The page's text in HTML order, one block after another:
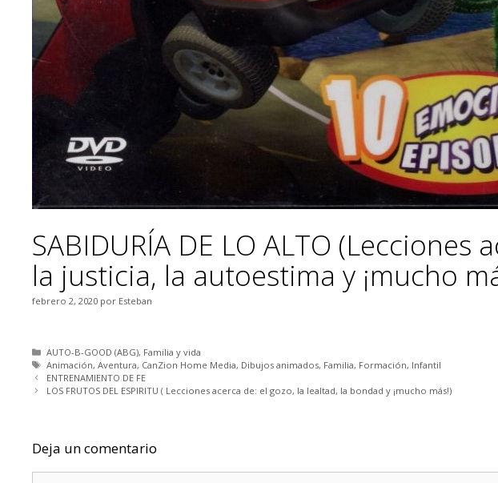
SABIDURÍA DE LO ALTO (Lecciones
la justicia, la autoestima y ¡mucho
febrero 2, 2020 por Esteban
Categorías
AUTO-B-GOOD (ABG), Familia y vida
Etiquetas
Animación, Aventura, CanZion Home Media, Dibujos animados, Familia, Formación, Infantil
ENTRENAMIENTO DE FE
LOS FRUTOS DEL ESPIRITU ( Lecciones acerca de: el gozo, la lealtad, la bondad y ¡mucho más!)
Deja un comentario